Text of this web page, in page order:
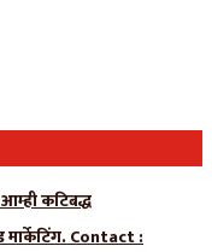
कटिबद्ध
मार्केटिंग. Contact :